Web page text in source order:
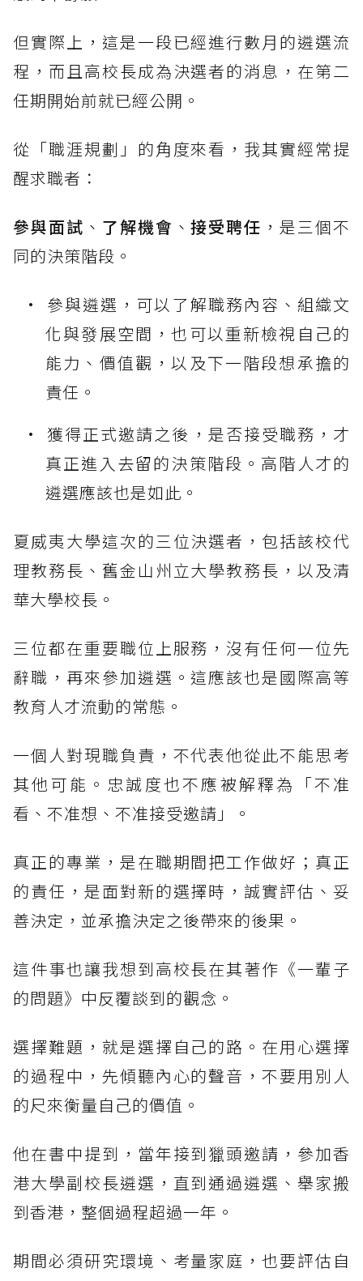
但實際上，這是一段已經進行數月的遴選流
程，而且高校長成為決選者的消息，在第二
任期開始前就已經公開。
從「職涯規劃」的角度來看，我其實經常提
醒求職者：
參與面試 、 了解機會 、接受聘任 ，是三個不
同的決策階段。
參與遴選，可以了解職務內容、組織文
化與發展空間，也可以重新檢視自己的
能力、價值觀，以及下一階段想承擔的
責任。
獲得正式邀請之後，是否接受職務，才
真正進入去留的決策階段。高階人才的
遴選應該也是如此。
夏威夷大學這次的三位決選者，包括該校代
理教務長、舊金山州立大學教務長，以及清
華大學校長。
三位都在重要職位上服務，沒有任何一位先
辭職，再來參加遴選。這應該也是國際高等
教育人才流動的常態。
一個人對現職負責，不代表他從此不能思考
其他可能。忠誠度也不應被解釋為「不准
看、不准想、不准接受邀請」。
真正的專業，是在職期間把工作做好；真正
的責任，是面對新的選擇時，誠實評估、妥
善決定，並承擔決定之後帶來的後果。
這件事也讓我想到高校長在其著作《一輩子
的問題》中反覆談到的觀念。
選擇難題，就是選擇自己的路。在用心選擇
的過程中，先傾聽內心的聲音，不要用別人
的尺來衡量自己的價值。
他在書中提到，當年接到獵頭邀請，參加香
港大學副校長遴選，直到通過遴選、舉家搬
到香港，整個過程超過一年。
期間必須研究環境、考量家庭，也要評估自